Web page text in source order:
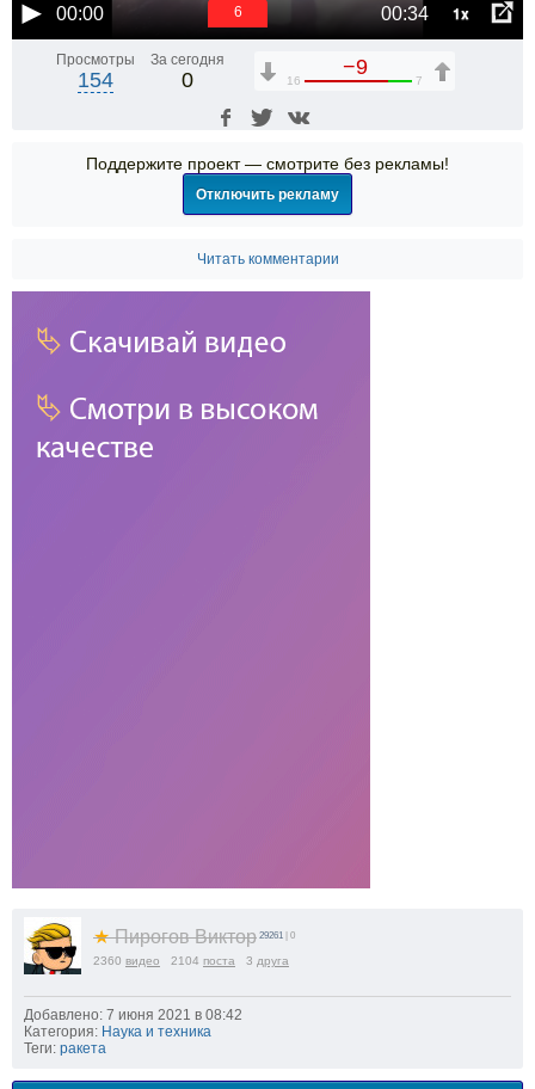
00:00 00:34 1x
6
Просмотры
154
За сегодня
0
−9
16 7
Поддержите проект — смотрите без рекламы!
Отключить рекламу
Читать комментарии
★Пирогов Виктор 29261 | 0
2360 видео 2104 поста 3 друга
Добавлено: 7 июня 2021 в 08:42
Категория: Наука и техника
Теги: ракета